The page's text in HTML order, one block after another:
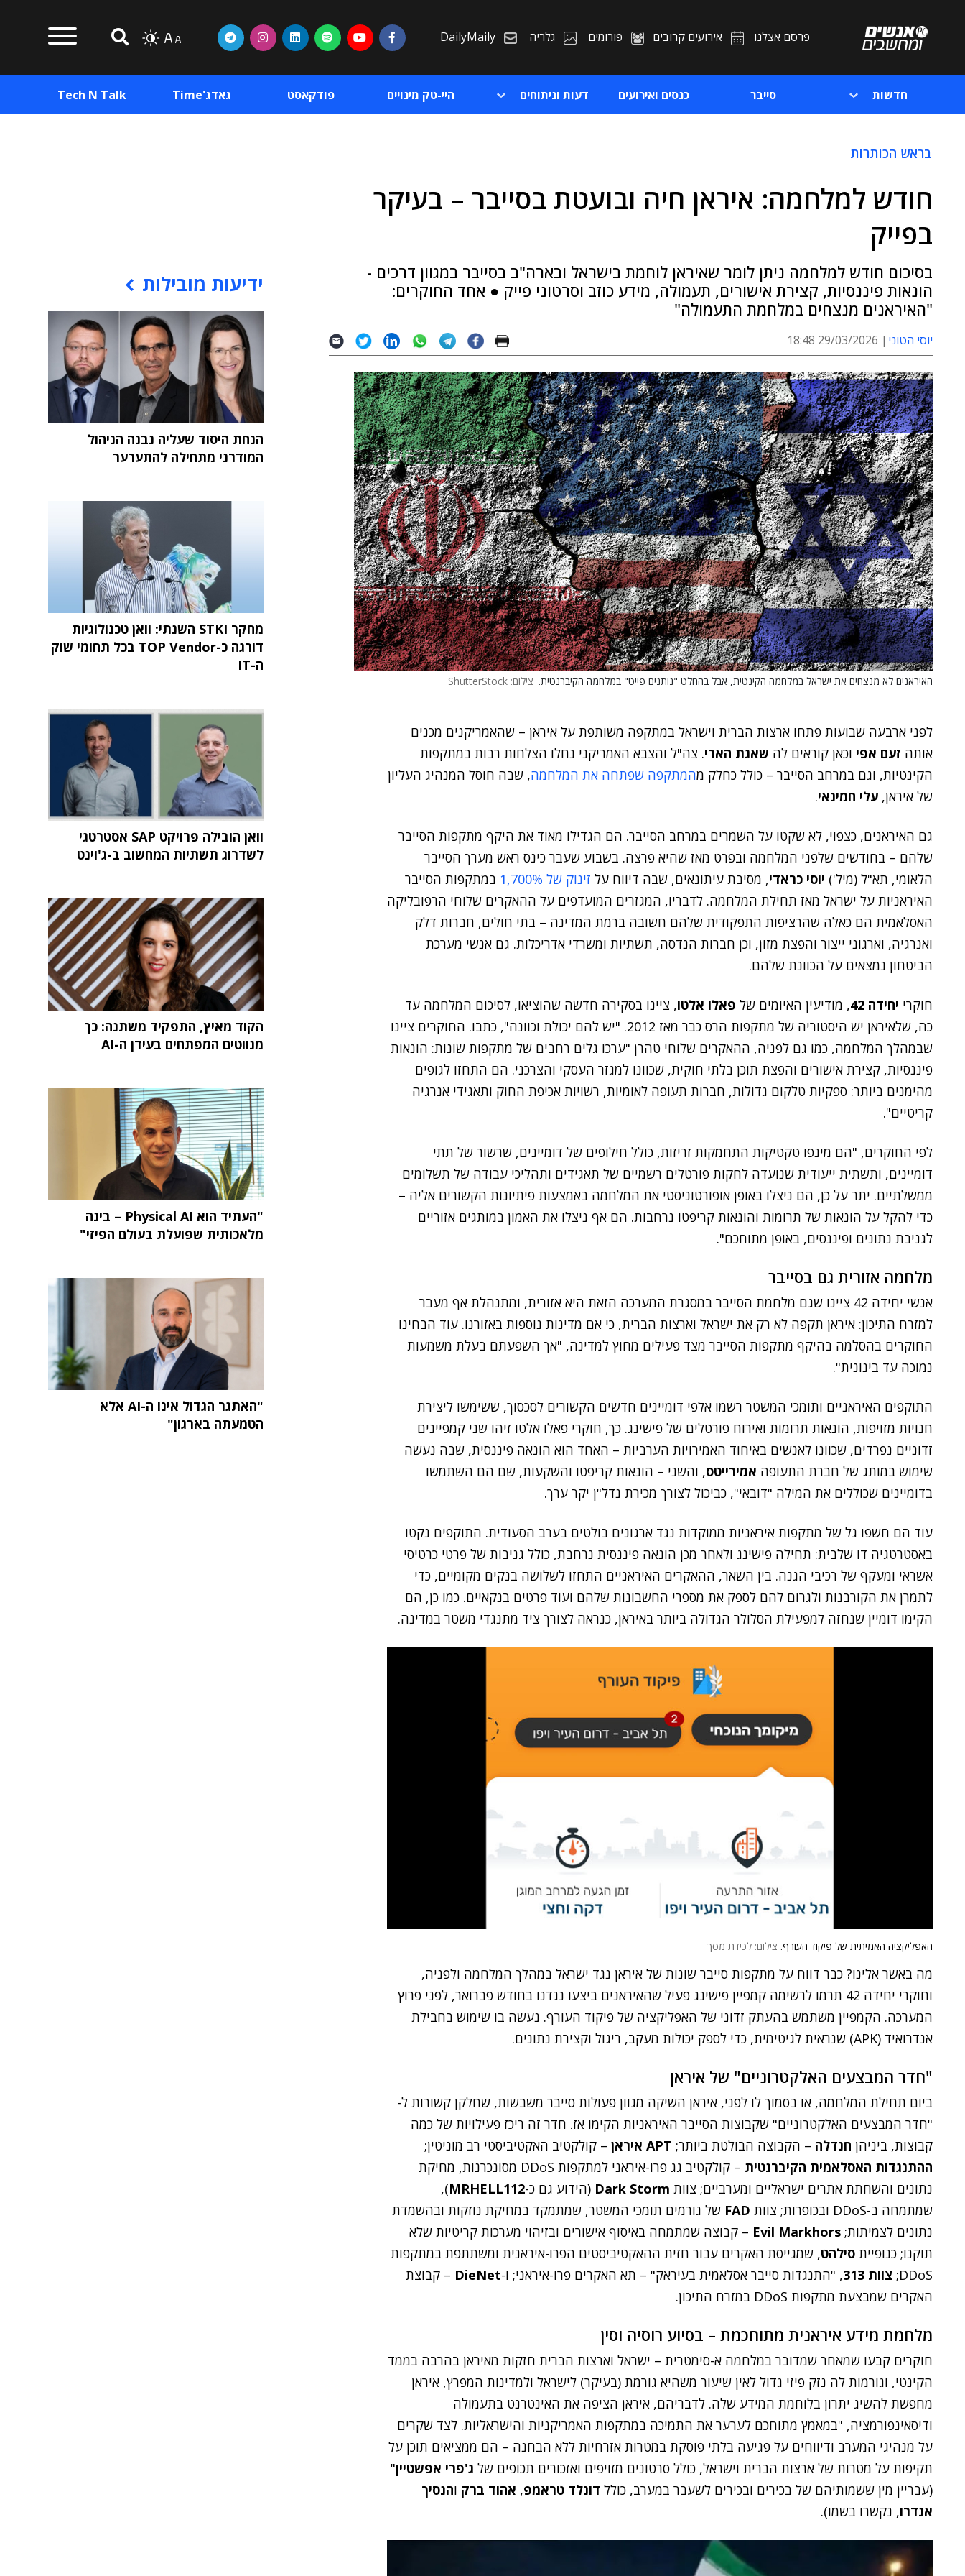
פרסם אצלנו אירועים קרובים פורומים גלריה DailyMaily
חדשות סייבר כנסים ואירועים דעות וניתוחים היי-טק מינויים פודקאסט גאדג'Time Tech N Talk
בראש הכותרות
חודש למלחמה: איראן חיה ובועטת בסייבר – בעיקר
בפייק
בסיכום חודש למלחמה ניתן לומר שאיראן לוחמת בישראל ובארה"ב בסייבר במגוון דרכים -
הונאות פיננסיות, קצירת אישורים, תעמולה, מידע כוזב וסרטוני פייק ● אחד החוקרים:
"האיראנים מנצחים במלחמת התעמולה"
יוסי הטוני 29/03/2026 18:48
האיראנים לא מנצחים את ישראל במלחמה הקינטית, אבל בהחלט "נותנים פייט" במלחמה הקיברנטית. צילום: ShutterStock
לפני ארבעה שבועות פתחו ארצות הברית וישראל במתקפה משותפת על איראן – שהאמריקנים מכנים
אותה זעם אפי וכאן קוראים לה שאגת הארי. צה"ל והצבא האמריקני נחלו הצלחות רבות במתקפות
הקינטיות, וגם במרחב הסייבר – כולל כחלק מהמתקפה שפתחה את המלחמה, שבה חוסל המנהיג העליון
של איראן, עלי חמינאי.
גם האיראנים, כצפוי, לא שקטו על השמרים במרחב הסייבר. הם הגדילו מאוד את היקף מתקפות הסייבר
שלהם – בחודשים שלפני המלחמה ובפרט מאז שהיא פרצה. בשבוע שעבר כינס ראש מערך הסייבר
הלאומי, תא"ל (מיל') יוסי כראדי, מסיבת עיתונאים, שבה דיווח על זינוק של 1,700%
במתקפות הסייבר
האיראניות על ישראל מאז תחילת המלחמה. לדבריו, המגזרים המועדפים על ההאקרים שלוחי הרפובליקה
האסלאמית הם כאלה שהרציפות התפקודית שלהם חשובה ברמת המדינה – בתי חולים, חברות דלק
ואנרגיה, וארגוני ייצור והפצת מזון, וכן חברות הנדסה, תשתיות ומשרדי אדריכלות. גם אנשי מערכת
הביטחון נמצאים על הכוונת שלהם.
חוקרי יחידה 42 , מודיעין האיומים של פאלו אלטו, ציינו בסקירה חדשה שהוציאו, לסיכום המלחמה עד
כה, שלאיראן יש היסטוריה של מתקפות הרס כבר מאז 2012. "יש להם יכולת וכוונה", כתבו. החוקרים ציינו
שבמהלך המלחמה, כמו גם לפניה, ההאקרים שלוחי טהרן "ערכו גלים רחבים של מתקפות שונות: הונאות
פיננסיות, קצירת אישורים והפצת תוכן בלתי חוקית, שכוונו למגזר העסקי והצרכני. הם התחזו לגופים
מהימנים ביותר: ספקיות טלקום גדולות, חברות תעופה לאומיות, רשויות אכיפת החוק ותאגידי אנרגיה
קריטיים".
לפי החוקרים, "הם מינפו טקטיקות התחמקות זריזות, כולל חילופים של דומיינים, שרשור של תתי
דומיינים, ותשתית ייעודית שנועדה לחקות פורטלים רשמיים של תאגידים ותהליכי עבודה של תשלומים
ממשלתיים. יתר על כן, הם ניצלו באופן אופורטוניסטי את המלחמה באמצעות פיתיונות הקשורים אליה –
כדי להקל על הונאות של תרומות והונאות קריפטו נרחבות. הם אף ניצלו את האמון במותגים אזוריים
לגניבת נתונים ופיננסים, באופן מתוחכם".
מלחמה אזורית גם בסייבר
אנשי יחידה 42 ציינו שגם מלחמת הסייבר במסגרת המערכה הזאת היא אזורית, ומתנהלת אף מעבר
למזרח התיכון: איראן תקפה לא רק את ישראל וארצות הברית, כי אם מדינות נוספות באזורנו. עוד הבחינו
החוקרים בהסלמה בהיקף מתקפות הסייבר מצד פעילים מחוץ למדינה, "אך השפעתם בעלת משמעות
נמוכה עד בינונית".
התוקפים האיראניים ותומכי המשטר רשמו אלפי דומיינים חדשים הקשורים לסכסוך, ששימשו ליצירת
חנויות מזויפות, הונאות תרומות ואירוח פורטלים של פישינג. כך, חוקרי פאלו אלטו זיהו שני קמפיינים
זדוניים נפרדים, שכוונו לאנשים באיחוד האמירויות הערביות – האחד הוא הונאה פיננסית, שבה נעשה
שימוש במותג של חברת התעופה אמירייטס, והשני – הונאות קריפטו והשקעות, שם הם השתמשו
בדומיינים שכוללים את המילה "דובאי", כביכול לצורך מכירת נדל"ן יקר ערך.
עוד הם חשפו גל של מתקפות איראניות ממוקדות נגד ארגונים בולטים בערב הסעודית. התוקפים נקטו
באסטרטגיה דו שלבית: תחילה פישינג ולאחר מכן הונאה פיננסית נרחבת, כולל גניבות של פרטי כרטיסי
אשראי ומעקף של רכיבי הגנה. בין השאר, ההאקרים האיראניים התחזו לשלושה בנקים מקומיים, כדי
לתמרן את הקורבנות ולגרום להם לספק את מספרי החשבונות שלהם ועוד פרטים בנקאיים. כמו כן, הם
הקימו דומיין שנחזה למפעילת הסלולר הגדולה ביותר באיראן, כנראה לצורך ציד מתנגדי משטר במדינה.
האפליקציה האמיתית של פיקוד העורף. צילום: לכידת מסך
מה באשר אלינו? כבר דווח על מתקפות סייבר שונות של איראן נגד ישראל במהלך המלחמה ולפניה,
וחוקרי יחידה 42 תרמו לרשימה קמפיין פישינג פעיל שהאיראנים ביצעו נגדנו בחודש פברואר, לפני פרוץ
המערכה. הקמפיין משתמש בהעתק זדוני של האפליקציה של פיקוד העורף. נעשה בו שימוש בחבילת
אנדרואיד (APK) שנראית לגיטימית, כדי לספק יכולות מעקב, ריגול וקצירת נתונים.
"חדר המבצעים האלקטרוניים" של איראן
ביום תחילת המלחמה, או בסמוך לו לפני, איראן השיקה מגוון פעולות סייבר משבשות, שחלקן קשורות ל-
"חדר המבצעים האלקטרוניים" שקבוצות הסייבר האיראניות הקימו אז. חדר זה ריכז פעילויות של כמה
קבוצות, ביניהן חנדלה – הקבוצה הבולטת ביותר; APT איראן
– קולקטיב האקטיביסטי רב מוניטין;
ההתנגדות האסלאמית הקיברנטית
– קולקטיב גג פרו-איראני למתקפות DDoS מסונכרנות, מחיקת
נתונים והשחתת אתרים ישראליים ומערביים; צוות Dark Storm (הידוע גם כ-MRHELL112
),
שמתמחה ב-DDoS ובכופרות; צוות
FAD של גורמים תומכי המשטר, שמתמקד במחיקת נוזקות ובהשמדת
נתונים לצמיתות; Evil Markhors – קבוצה שמתמחה באיסוף אישורים ובזיהוי מערכות קריטיות שלא
תוקנו; כנופיית סילהט, שמגייסת האקרים עבור חזית ההאקטיביסטים הפרו-איראנית ומשתתפת במתקפות
DDoS; צוות 313 , "התנגדות סייבר אסלאמית בעיראק" – תא האקרים פרו-איראני; ו-DieNet – קבוצת
האקרים שמבצעת מתקפות DDoS במזרח התיכון.
מלחמת מידע איראנית מתוחכמת – בסיוע רוסיה וסין
חוקרים קבעו שמאחר שמדובר במלחמה א-סימטרית – ישראל וארצות הברית חזקות מאיראן בהרבה בממד
הקינטי, וגורמות לה נזק פיזי גדול לאין שיעור משהיא גורמת (בעיקר) לישראל ולמדינות המפרץ, איראן
מחפשת להשיג יתרון בלוחמת המידע שלה. לדבריהם, איראן הציפה את האינטרנט בתעמולה
ודיסאינפורמציה, "במאמץ מתוחכם לערער את התמיכה במתקפות האמריקניות והישראליות. לצד שקרים
על מנהיגי המערב ודיווחים על פגיעה בלתי פוסקת במטרות אזרחיות ללא הבחנה – הם ממציאים תוכן על
תקיפות על מטרות של ארצות הברית וישראל, כולל סרטונים מזויפים ואזכורים תכופים של ג'פרי אפשטיין"
(עבריין מין ששמותיהם של בכירים ובכירים לשעבר במערב, כולל דונלד טראמפ, אהוד ברק והנסיך
אנדרו, נקשרו בשמו).
ידיעות מובילות
הנחת היסוד שעליה נבנה הניהול
המודרני מתחילה להתערער
מחקר STKI השנתי: וואן טכנולוגיות
דורגה כ-TOP Vendor בכל תחומי שוק
ה-IT
וואן הובילה פרויקט SAP אסטרטגי
לשדרוג תשתיות המחשוב ב-ג'וינט
הקוד מאיץ, התפקיד משתנה: כך
מנווטים המפתחים בעידן ה-AI
"העתיד הוא Physical AI – בינה
מלאכותית שפועלת בעולם הפיזי"
"האתגר הגדול אינו ה-AI אלא
הטמעתה בארגון"